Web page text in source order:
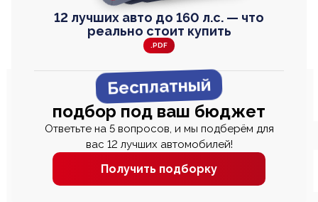
12 лучших авто до 160 л.с. — что
реально стоит купить
.PDF
Бесплатный
подбор под ваш бюджет
Ответьте на 5 вопросов, и мы подберём для
вас 12 лучших автомобилей!
Получить подборку